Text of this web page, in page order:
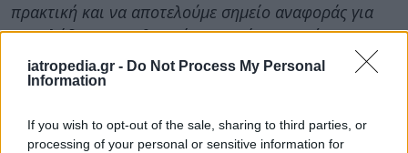
iatropedia.gr - Do Not Process My Personal
Information
If you wish to opt-out of the sale, sharing to third parties, or
processing of your personal or sensitive information for
πρακτική και να αποτελούμε σημείο αναφοράς για
τον κλάδο της Αισθητικής Ιατρικής. Βρισκόμαστε
στην αιχμή των καινοτόμων επιστημονικών
εξελίξεων, με στόχο να εκπληρώνουμε με ασφάλεια
θεραπευομένους μας».